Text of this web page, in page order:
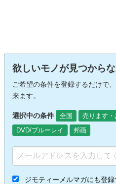
欲しいモノが見つから
ご希望の条件を登録するだけで
来ます。
選択中の条件 全国 売ります・
DVD/ブルーレイ
邦画
ジモティーメルマガにも登録